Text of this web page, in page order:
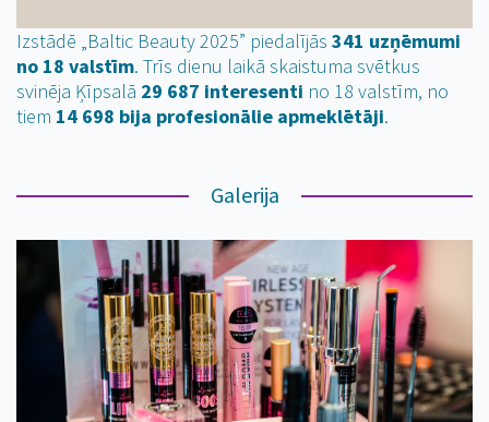
Izstādē „Baltic Beauty 2025” piedalījās 341 uzņēmumi
no 18 valstīm. Trīs dienu laikā skaistuma svētkus
svinēja Ķīpsalā 29 687 interesenti no 18 valstīm, no
tiem 14 698 bija profesionālie apmeklētāji.
Galerija